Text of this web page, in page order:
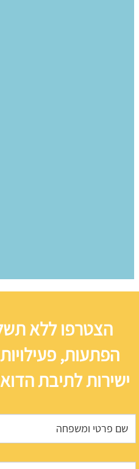
הצטרפו ללא
הפתעות,
ישירות לתיבת